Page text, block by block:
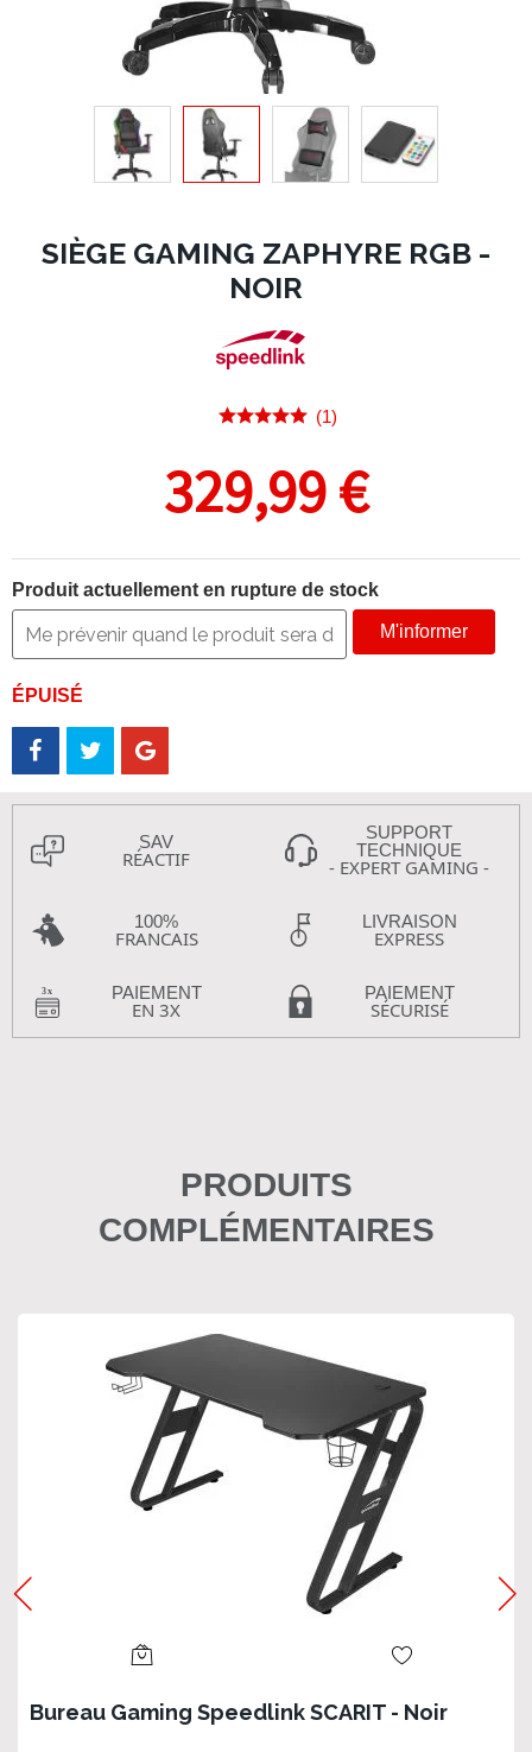
SIÈGE GAMING ZAPHYRE RGB -
NOIR
(1)
329,99 €
Produit actuellement en rupture de stock
M'informer
ÉPUISÉ
SAV
RÉACTIF
SUPPORT
TECHNIQUE
- EXPERT GAMING -
100%
FRANCAIS
LIVRAISON
EXPRESS
PAIEMENT
EN 3X
PAIEMENT
SÉCURISÉ
PRODUITS
COMPLÉMENTAIRES
Bureau Gaming Speedlink SCARIT - Noir